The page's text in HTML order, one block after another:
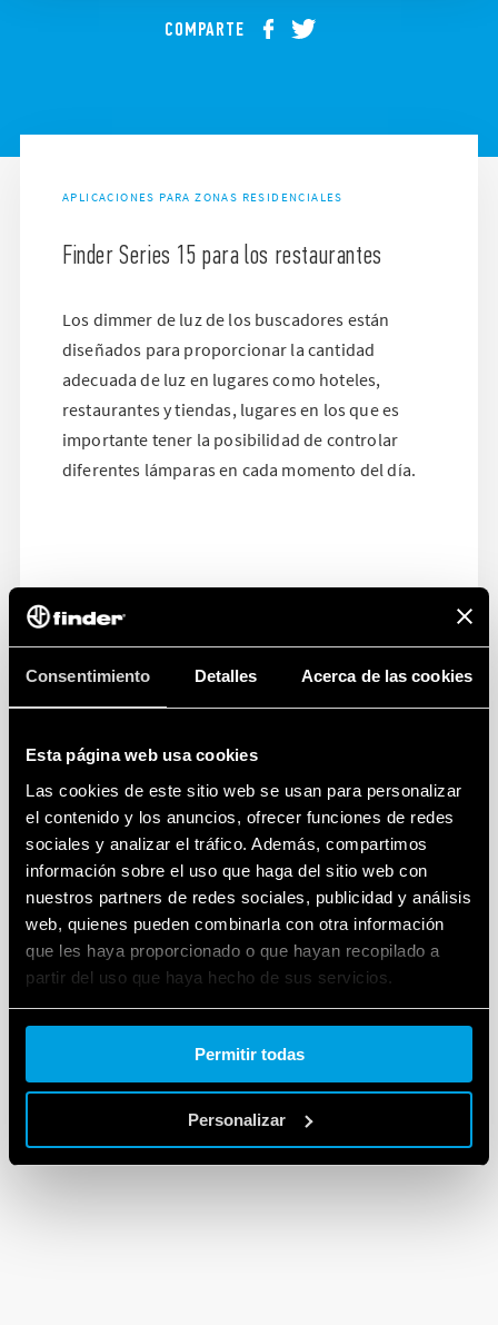
Consentimiento Detalles Acerca de las cookies
Esta página web usa cookies
Las cookies de este sitio web se usan para personalizar
el contenido y los anuncios, ofrecer funciones de redes
sociales y analizar el tráfico. Además, compartimos
información sobre el uso que haga del sitio web con
nuestros partners de redes sociales, publicidad y análisis
web, quienes pueden combinarla con otra información
que les haya proporcionado o que hayan recopilado a
partir del uso que haya hecho de sus servicios.
Cookie policy.
Permitir todas
Personalizar
COMPARTE
APLICACIONES PARA ZONAS RESIDENCIALES
Finder Series 15 para los restaurantes
Los dimmer de luz de los buscadores están
diseñados para proporcionar la cantidad
adecuada de luz en lugares como hoteles,
restaurantes y tiendas, lugares en los que es
importante tener la posibilidad de controlar
diferentes lámparas en cada momento del día.